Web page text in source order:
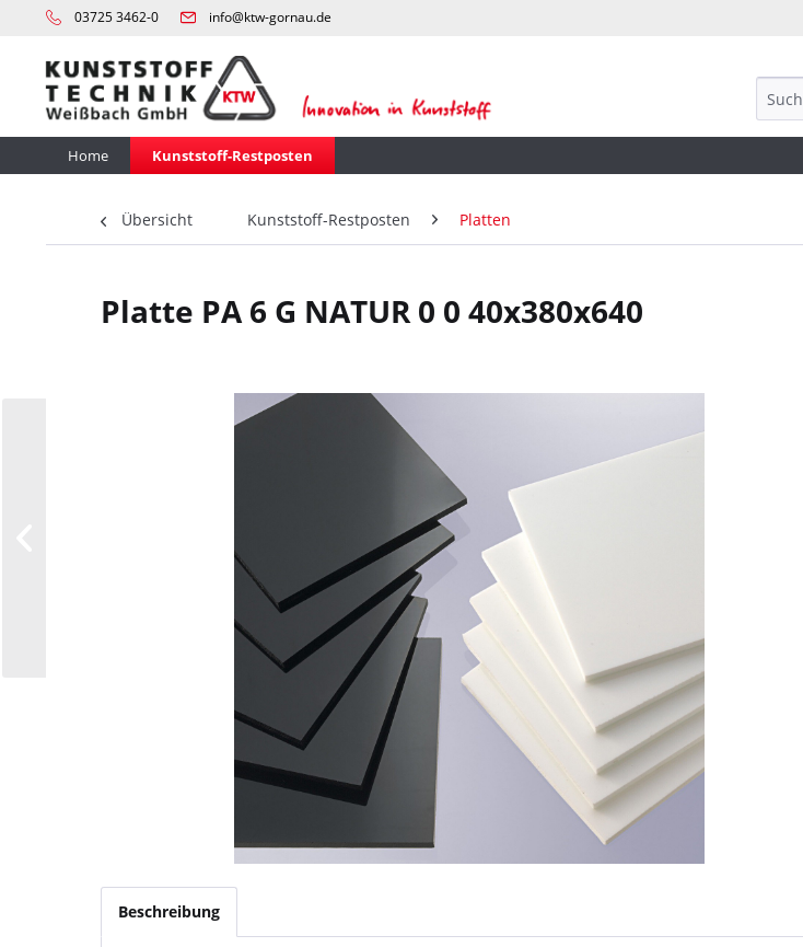
03725 3462-0 info@ktw-gornau.de
Home Kunststoff-Restposten
Übersicht Kunststoff-Restposten Platten
Platte PA 6 G NATUR 0 0 40x380x640
Beschreibung